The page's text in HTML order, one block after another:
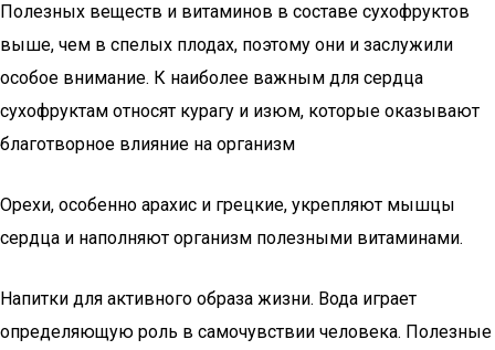
Полезных веществ и витаминов в составе сухофруктов
выше, чем в спелых плодах, поэтому они и заслужили
особое внимание. К наиболее важным для сердца
сухофруктам относят курагу и изюм, которые оказывают
благотворное влияние на организм
Орехи, особенно арахис и грецкие, укрепляют мышцы
сердца и наполняют организм полезными витаминами.
Напитки для активного образа жизни. Вода играет
определяющую роль в самочувствии человека. Полезные